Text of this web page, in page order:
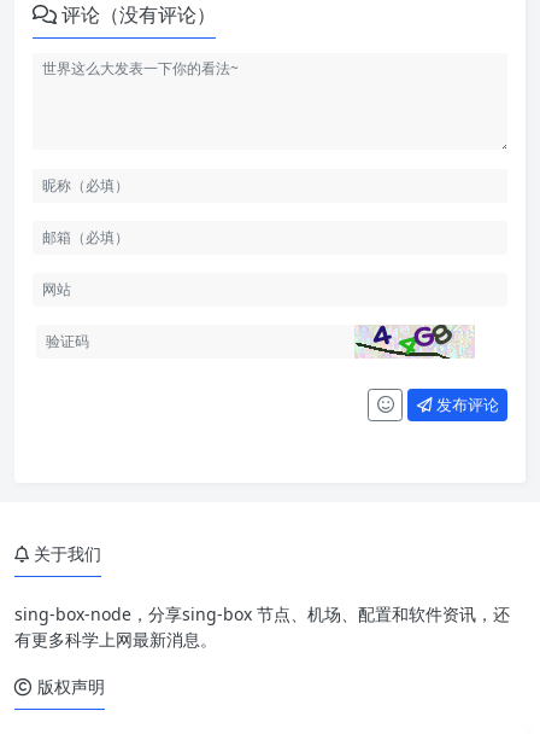
评论（没有评论）
发布评论
关于我们
sing-box-node，分享sing-box 节点、机场、配置和软件资讯，还
有更多科学上网最新消息。
版权声明